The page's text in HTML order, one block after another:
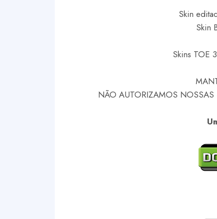
Skin
Skin
Skins TOE
NÃO AUTORIZAMOS